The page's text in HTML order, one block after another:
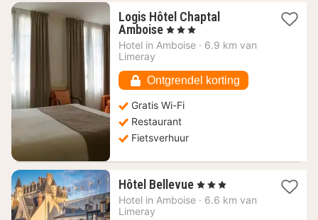
Logis Hôtel Chaptal
Amboise 1
nacht
€
, 3 Sterren
Hotel in Amboise · 6.9 km van
Limeray
Ontgrendel korting
Gratis Wi-Fi
Restaurant
Fietsverhuur
Hôtel Bellevue 1
nacht
, 3 Sterren
Hotel in Amboise · 6.6 km van
Limeray